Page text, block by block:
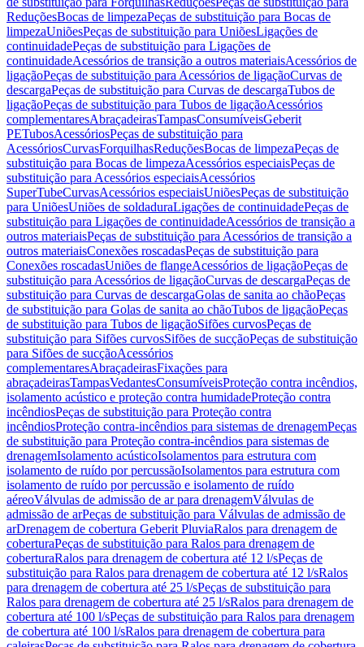
ReduçõesBocas de limpezaPeças de substituição para Bocas de
limpezaUniõesPeças de substituição para UniõesLigações de
continuidadePeças de substituição para Ligações de
continuidadeAcessórios de transição a outros materiaisAcessórios de
ligaçãoPeças de substituição para Acessórios de ligaçãoCurvas de
descargaPeças de substituição para Curvas de descargaTubos de
ligaçãoPeças de substituição para Tubos de ligaçãoAcessórios
complementaresAbraçadeirasTampasConsumíveisGeberit
PETubosAcessóriosPeças de substituição para
AcessóriosCurvasForquilhasReduçõesBocas de limpezaPeças de
substituição para Bocas de limpezaAcessórios especiaisPeças de
substituição para Acessórios especiaisAcessórios
SuperTubeCurvasAcessórios especiaisUniõesPeças de substituição
para UniõesUniões de soldaduraLigações de continuidadePeças de
substituição para Ligações de continuidadeAcessórios de transição a
outros materiaisPeças de substituição para Acessórios de transição a
outros materiaisConexões roscadasPeças de substituição para
Conexões roscadasUniões de flangeAcessórios de ligaçãoPeças de
substituição para Acessórios de ligaçãoCurvas de descargaPeças de
substituição para Curvas de descargaGolas de sanita ao chãoPeças
de substituição para Golas de sanita ao chãoTubos de ligaçãoPeças
de substituição para Tubos de ligaçãoSifões curvosPeças de
substituição para Sifões curvosSifões de sucçãoPeças de substituição
para Sifões de sucçãoAcessórios
complementaresAbraçadeirasFixações para
abraçadeirasTampasVedantesConsumíveisProteção contra incêndios,
isolamento acústico e proteção contra humidadeProteção contra
incêndiosPeças de substituição para Proteção contra
incêndiosProteção contra-incêndios para sistemas de drenagemPeças
de substituição para Proteção contra-incêndios para sistemas de
drenagemIsolamento acústicoIsolamentos para estrutura com
isolamento de ruído por percussãoIsolamentos para estrutura com
isolamento de ruído por percussão e isolamento de ruído
aéreoVálvulas de admissão de ar para drenagemVálvulas de
admissão de arPeças de substituição para Válvulas de admissão de
arDrenagem de cobertura Geberit PluviaRalos para drenagem de
coberturaPeças de substituição para Ralos para drenagem de
coberturaRalos para drenagem de cobertura até 12 l/sPeças de
substituição para Ralos para drenagem de cobertura até 12 l/sRalos
para drenagem de cobertura até 25 l/sPeças de substituição para
Ralos para drenagem de cobertura até 25 l/sRalos para drenagem de
cobertura até 100 l/sPeças de substituição para Ralos para drenagem
de cobertura até 100 l/sRalos para drenagem de cobertura para